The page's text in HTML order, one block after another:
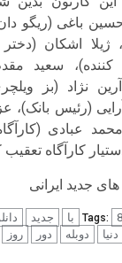
باغی (ریگو
اشکان (دختر
سعید
آرین نژاد (بز
(رئیس بانک)،
عبادی
کارآگاه تعقیب
جدید ایرانی
Tags: با جدید
دنیا دوبله دور روز